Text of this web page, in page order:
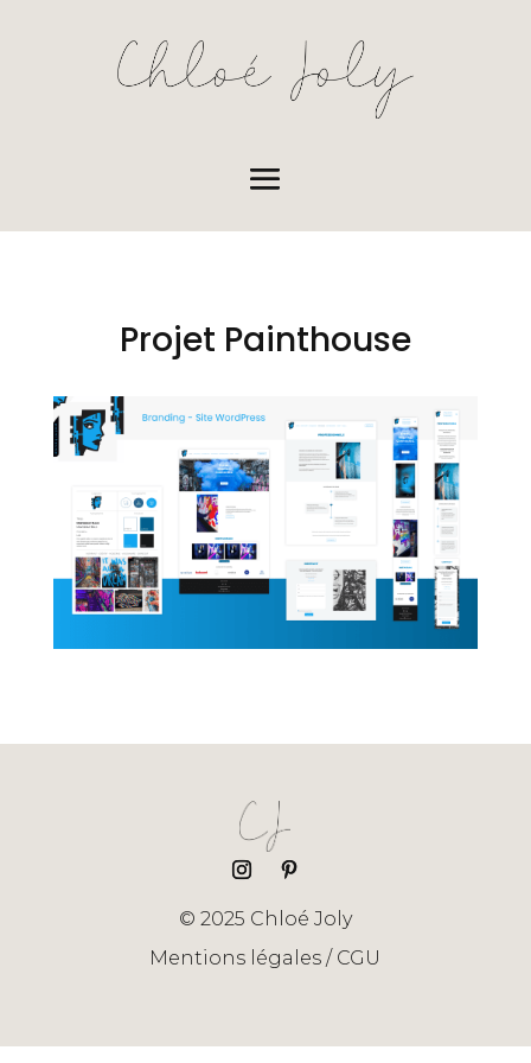
Projet Painthouse
© 2025 Chloé Joly
Mentions légales / CGU